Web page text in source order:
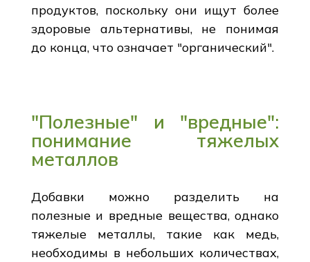
продуктов, поскольку они ищут более
здоровые альтернативы, не понимая
до конца, что означает "органический".
"Полезные" и "вредные":
понимание тяжелых
металлов
Добавки можно разделить на
полезные и вредные вещества, однако
тяжелые металлы, такие как медь,
необходимы в небольших количествах,